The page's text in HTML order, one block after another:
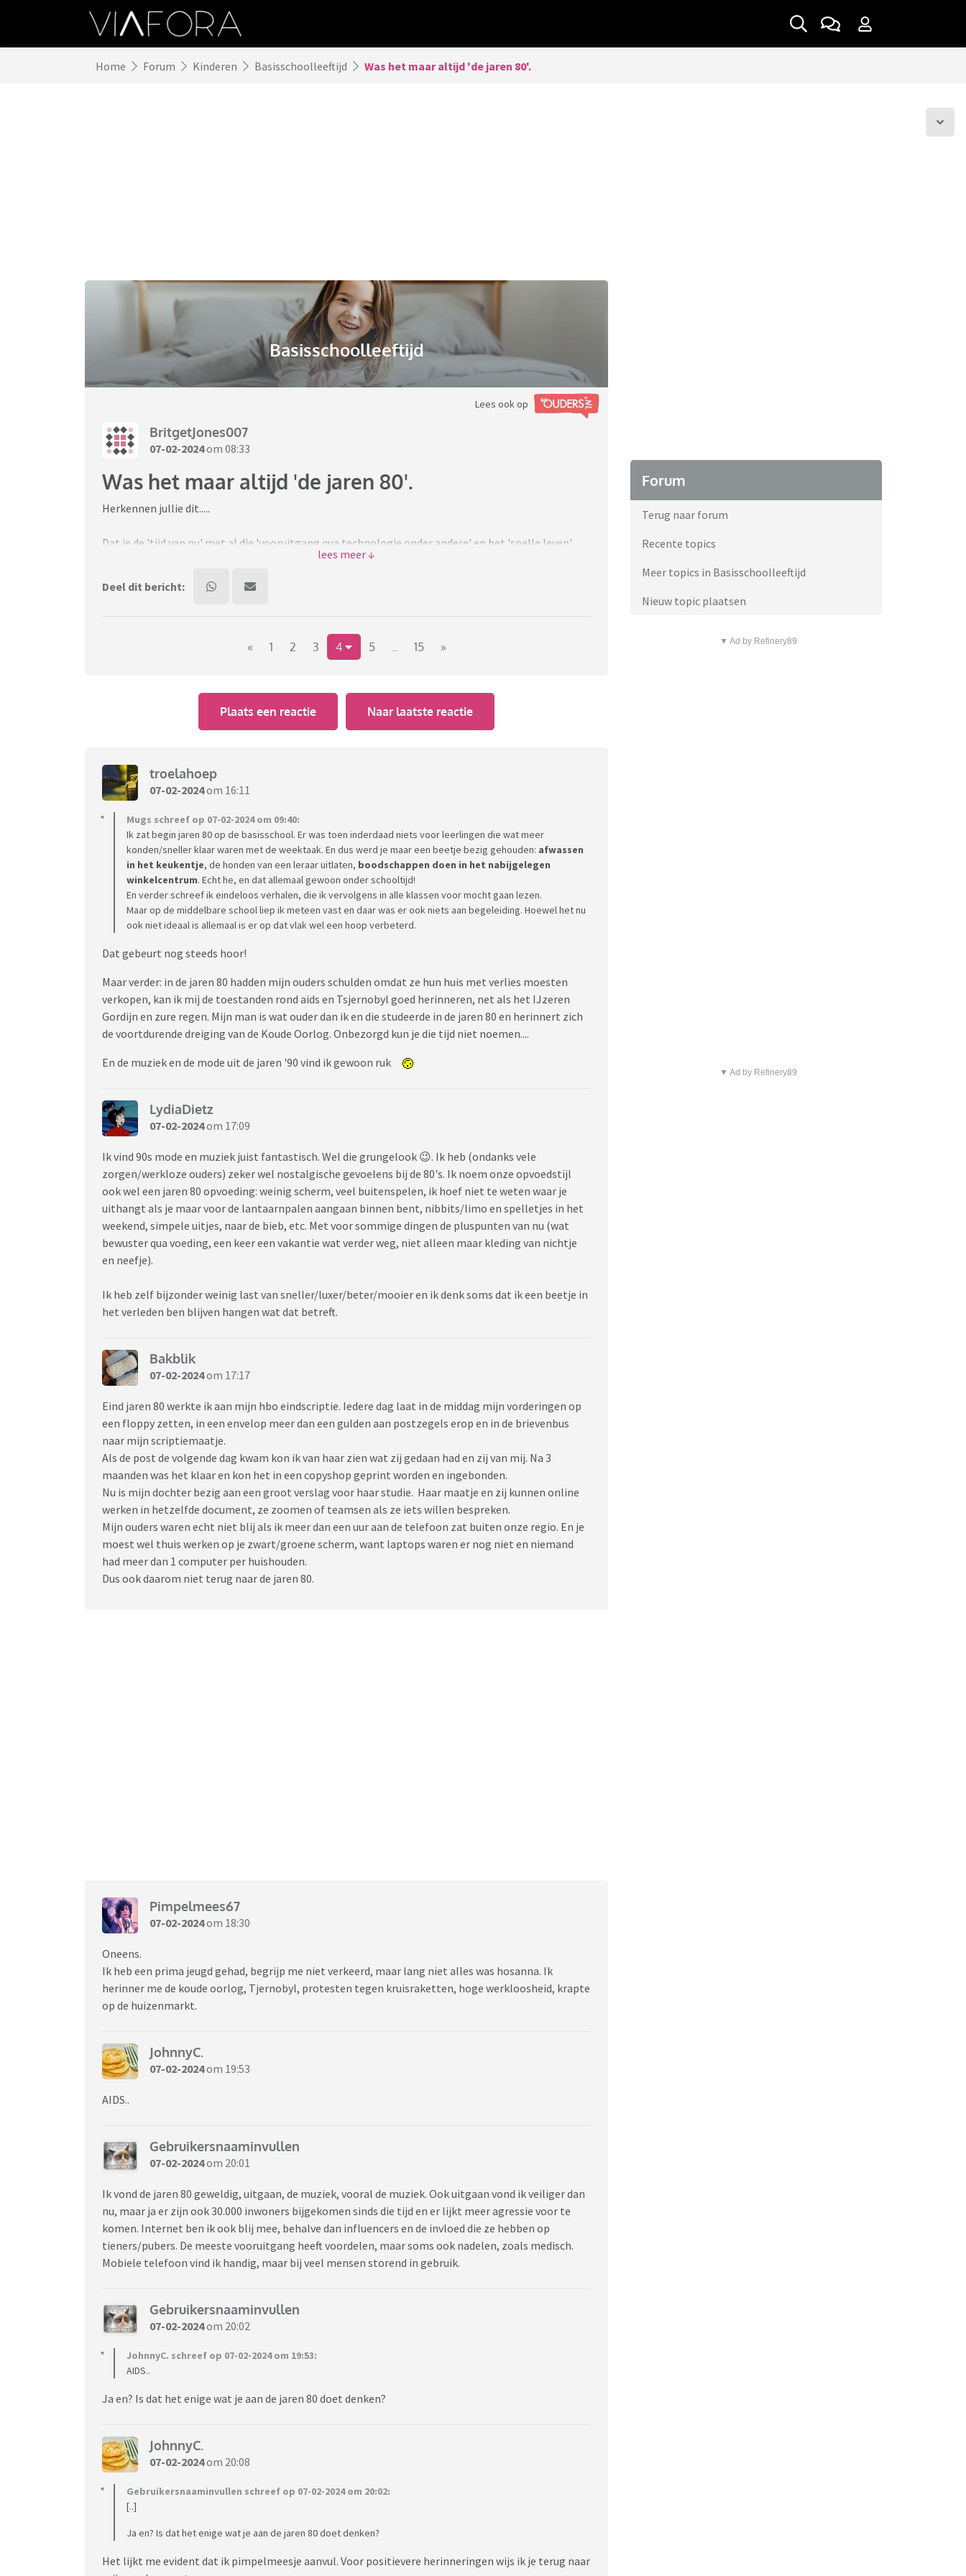
Home Forum Kinderen Basisschoolleeftijd Was het maar altijd 'de jaren 80'.
Basisschoolleeftijd
Lees ook op
BritgetJones007
07-02-2024om 08:33
Was het maar altijd 'de jaren 80'.
Herkennen jullie dit.....
Dat je de 'tijd van nu' met al die 'vooruitgang qua technologie onder andere' en het 'snelle leven',
dat je dan bij jezelf denkt dat je dit juist 'achteruitgang' vindt?
Dat je de tijdsgeest mist van de jaren 80 en vooruit, ook de jaren 90. De gezelligheid, de
Deel dit bericht:
« 1 2 3 4 5 .. 15 »
Plaats een reactie Naar laatste reactie
troelahoep
07-02-2024om 16:11
Mugs schreef op 07-02-2024 om 09:40:
Ik zat begin jaren 80 op de basisschool. Er was toen inderdaad niets voor leerlingen die wat meer
konden/sneller klaar waren met de weektaak. En dus werd je maar een beetje bezig gehouden: afwassen
in het keukentje, de honden van een leraar uitlaten, boodschappen doen in het nabijgelegen
winkelcentrum. Echt he, en dat allemaal gewoon onder schooltijd!
En verder schreef ik eindeloos verhalen, die ik vervolgens in alle klassen voor mocht gaan lezen.
Maar op de middelbare school liep ik meteen vast en daar was er ook niets aan begeleiding. Hoewel het nu
ook niet ideaal is allemaal is er op dat vlak wel een hoop verbeterd.
Dat gebeurt nog steeds hoor!
Maar verder: in de jaren 80 hadden mijn ouders schulden omdat ze hun huis met verlies moesten
verkopen, kan ik mij de toestanden rond aids en Tsjernobyl goed herinneren, net als het IJzeren
Gordijn en zure regen. Mijn man is wat ouder dan ik en die studeerde in de jaren 80 en herinnert zich
de voortdurende dreiging van de Koude Oorlog. Onbezorgd kun je die tijd niet noemen....
En de muziek en de mode uit de jaren '90 vind ik gewoon ruk
LydiaDietz
07-02-2024om 17:09
Ik vind 90s mode en muziek juist fantastisch. Wel die grungelook 😉. Ik heb (ondanks vele
zorgen/werkloze ouders) zeker wel nostalgische gevoelens bij de 80's. Ik noem onze opvoedstijl
ook wel een jaren 80 opvoeding: weinig scherm, veel buitenspelen, ik hoef niet te weten waar je
uithangt als je maar voor de lantaarnpalen aangaan binnen bent, nibbits/limo en spelletjes in het
weekend, simpele uitjes, naar de bieb, etc. Met voor sommige dingen de pluspunten van nu (wat
bewuster qua voeding, een keer een vakantie wat verder weg, niet alleen maar kleding van nichtje
en neefje).
Ik heb zelf bijzonder weinig last van sneller/luxer/beter/mooier en ik denk soms dat ik een beetje in
het verleden ben blijven hangen wat dat betreft.
Bakblik
07-02-2024om 17:17
Eind jaren 80 werkte ik aan mijn hbo eindscriptie. Iedere dag laat in de middag mijn vorderingen op
een floppy zetten, in een envelop meer dan een gulden aan postzegels erop en in de brievenbus
naar mijn scriptiemaatje.
Als de post de volgende dag kwam kon ik van haar zien wat zij gedaan had en zij van mij. Na 3
maanden was het klaar en kon het in een copyshop geprint worden en ingebonden.
Nu is mijn dochter bezig aan een groot verslag voor haar studie. Haar maatje en zij kunnen online
werken in hetzelfde document, ze zoomen of teamsen als ze iets willen bespreken.
Mijn ouders waren echt niet blij als ik meer dan een uur aan de telefoon zat buiten onze regio. En je
moest wel thuis werken op je zwart/groene scherm, want laptops waren er nog niet en niemand
had meer dan 1 computer per huishouden.
Dus ook daarom niet terug naar de jaren 80.
Pimpelmees67
07-02-2024om 18:30
Oneens.
Ik heb een prima jeugd gehad, begrijp me niet verkeerd, maar lang niet alles was hosanna. Ik
herinner me de koude oorlog, Tjernobyl, protesten tegen kruisraketten, hoge werkloosheid, krapte
op de huizenmarkt.
JohnnyC.
07-02-2024om 19:53
AIDS..
Gebruikersnaaminvullen
07-02-2024om 20:01
Ik vond de jaren 80 geweldig, uitgaan, de muziek, vooral de muziek. Ook uitgaan vond ik veiliger dan
nu, maar ja er zijn ook 30.000 inwoners bijgekomen sinds die tijd en er lijkt meer agressie voor te
komen. Internet ben ik ook blij mee, behalve dan influencers en de invloed die ze hebben op
tieners/pubers. De meeste vooruitgang heeft voordelen, maar soms ook nadelen, zoals medisch.
Mobiele telefoon vind ik handig, maar bij veel mensen storend in gebruik.
Gebruikersnaaminvullen
07-02-2024om 20:02
JohnnyC. schreef op 07-02-2024 om 19:53:
AIDS..
Ja en? Is dat het enige wat je aan de jaren 80 doet denken?
JohnnyC.
07-02-2024om 20:08
Gebruikersnaaminvullen schreef op 07-02-2024 om 20:02:
[..]
Ja en? Is dat het enige wat je aan de jaren 80 doet denken?
Het lijkt me evident dat ik pimpelmeesje aanvul. Voor positievere herinneringen wijs ik je terug naar
Forum
Terug naar forum
Recente topics
Meer topics in Basisschoolleeftijd
Nieuw topic plaatsen
▼ Ad by Refinery89
▼ Ad by Refinery89